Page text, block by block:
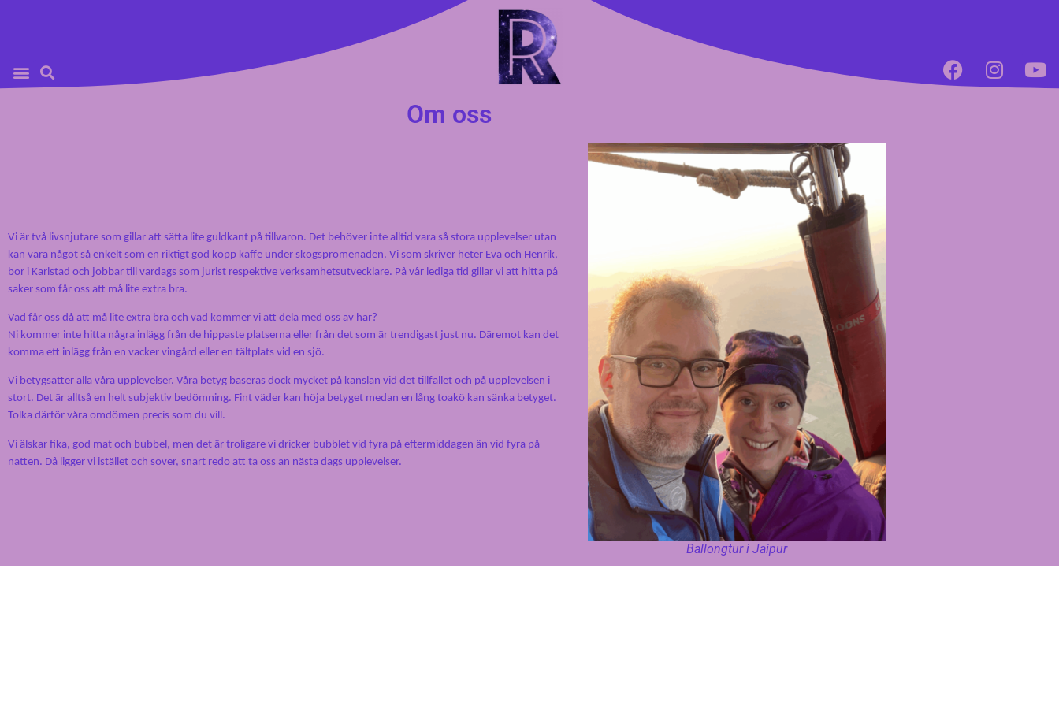
Om oss
Vi är två livsnjutare som gillar att sätta lite guldkant på tillvaron. Det behöver inte alltid vara så stora upplevelser utan
kan vara något så enkelt som en riktigt god kopp kaffe under skogspromenaden. Vi som skriver heter Eva och Henrik,
bor i Karlstad och jobbar till vardags som jurist respektive verksamhetsutvecklare. På vår lediga tid gillar vi att hitta på
saker som får oss att må lite extra bra.
Vad får oss då att må lite extra bra och vad kommer vi att dela med oss av här?
Ni kommer inte hitta några inlägg från de hippaste platserna eller från det som är trendigast just nu. Däremot kan det
komma ett inlägg från en vacker vingård eller en tältplats vid en sjö.
Vi betygsätter alla våra upplevelser. Våra betyg baseras dock mycket på känslan vid det tillfället och på upplevelsen i
stort. Det är alltså en helt subjektiv bedömning. Fint väder kan höja betyget medan en lång toakö kan sänka betyget.
Tolka därför våra omdömen precis som du vill.
Vi älskar fika, god mat och bubbel, men det är troligare vi dricker bubblet vid fyra på eftermiddagen än vid fyra på
natten. Då ligger vi istället och sover, snart redo att ta oss an nästa dags upplevelser.
Ballongtur i Jaipur